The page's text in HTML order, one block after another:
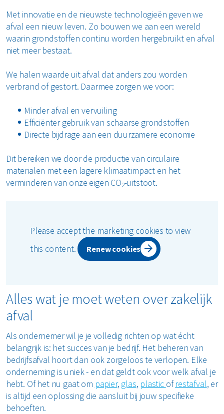
Met innovatie en de nieuwste technologieën geven we
afval een nieuw leven. Zo bouwen we aan een wereld
waarin grondstoffen continu worden hergebruikt en afval
niet meer bestaat.
We halen waarde uit afval dat anders zou worden
verbrand of gestort. Daarmee zorgen we voor:
Minder afval en vervuiling
Efficiënter gebruik van schaarse grondstoffen
Directe bijdrage aan een duurzamere economie
Dit bereiken we door de productie van circulaire
materialen met een lagere klimaatimpact en het
verminderen van onze eigen CO2-uitstoot.
Please accept the marketing cookies to view
this content.
Renew cookies
Alles wat je moet weten over zakelijk
afval
Als ondernemer wil je je volledig richten op wat écht
belangrijk is: het succes van je bedrijf. Het beheren van
bedrijfsafval hoort dan ook zorgeloos te verlopen. Elke
onderneming is uniek - en dat geldt ook voor welk afval je
hebt. Of het nu gaat om papier, glas, plastic ofrestafval, er
is altijd een oplossing die aansluit bij jouw specifieke
behoeften.